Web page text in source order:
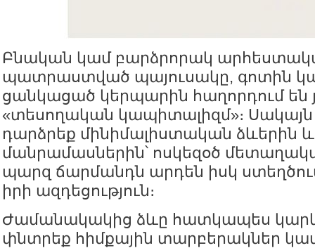
Բնական կամ բարձրորակ
պատրաստված պայուսակը, գոտին
ցանկացած կերպարին հաղորդում են
«տեսողական կապիտալիզմ»։ Սակայն
դարձրեք մինիմալիստական ձևերին
մանրամասներին՝ ոսկեզօծ
պարզ ճարմանդն արդեն իսկ
իրի ազդեցություն։
Ժամանակակից ձևը հատկապես
փնտրեք հիմքային տարբերակներ